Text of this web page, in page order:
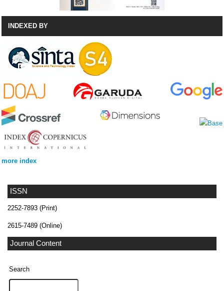
ISSN
2252-7893 (Print)
2615-7489 (Online)
Journal Content
Search
INDEXED BY
more index